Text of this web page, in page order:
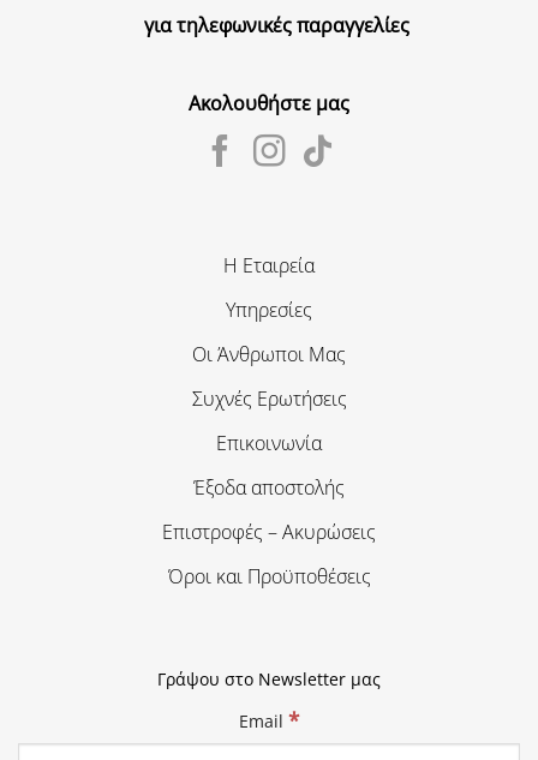
για τηλεφωνικές παραγγελίες
Ακολουθήστε μας
Η Εταιρεία
Υπηρεσίες
Οι Άνθρωποι Μας
Συχνές Ερωτήσεις
Επικοινωνία
Έξοδα αποστολής
Επιστροφές – Ακυρώσεις
Όροι και Προϋποθέσεις
Γράψου στο Newsletter μας
Email *